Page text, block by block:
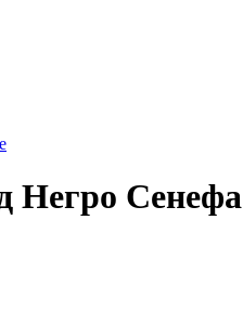
Негро Сенефа